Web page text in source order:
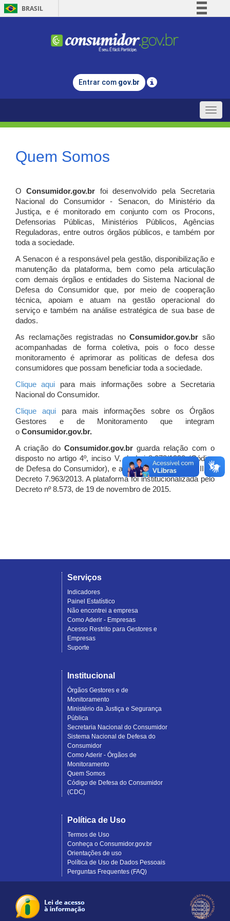
BRASIL
Comunica BR
Legislação
Entrar com gov.br
Toggle
Quem Somos
OConsumidor.gov.br
foi desenvolvido pela Secretaria
Nacional do Consumidor - Senacon, do Ministério da
Justiça, e é monitorado em conjunto com os Procons,
Defensorias Públicas, Ministérios Públicos, Agências
Reguladoras, entre outros órgãos públicos, e também por
toda a sociedade.
A Senacon é a responsável pela gestão, disponibilização e
manutenção da plataforma, bem como pela articulação
com demais órgãos e entidades do Sistema Nacional de
Defesa do Consumidor que, por meio de cooperação
técnica, apoiam e atuam na gestão operacional do
serviço e também na análise estratégica de sua base de
dados.
As reclamações registradas noConsumidor.gov.br são
acompanhadas de forma coletiva, pois o foco desse
monitoramento é aprimorar as políticas de defesa dos
consumidores que possam beneficiar toda a sociedade.
Clique aqui para mais informações sobre a Secretaria
Nacional do Consumidor.
Clique aquipara mais informações sobre os Órgãos
Gestores e de Monitoramento que integram
o Consumidor.gov.br.
A criação do Consumidor.gov.brguarda relação com o
disposto no artigo 4º, inciso V, da Lei 8.078/1990 (Código
de Defesa do Consumidor), e artigo 7º, incisos I, II e III do
Decreto 7.963/2013. A plataforma foi institucionalizada pelo
Decreto nº 8.573, de 19 de novembro de 2015.
Serviços
Indicadores
Painel Estatístico
Não encontrei a empresa
Como Aderir - Empresas
Acesso Restrito para Gestores e
Empresas
Suporte
Institucional
Órgãos Gestores e de
Monitoramento
Ministério da Justiça e Segurança
Pública
Secretaria Nacional do Consumidor
Sistema Nacional de Defesa do
Consumidor
Como Aderir - Órgãos de
Monitoramento
Quem Somos
Código de Defesa do Consumidor
(CDC)
Política de Uso
Termos de Uso
Conheça o Consumidor.gov.br
Orientações de uso
Política de Uso de Dados Pessoais
Perguntas Frequentes (FAQ)